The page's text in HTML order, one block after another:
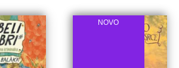
NOVO